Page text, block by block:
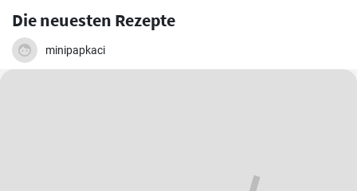
Die neuesten Rezepte
minipapkaci